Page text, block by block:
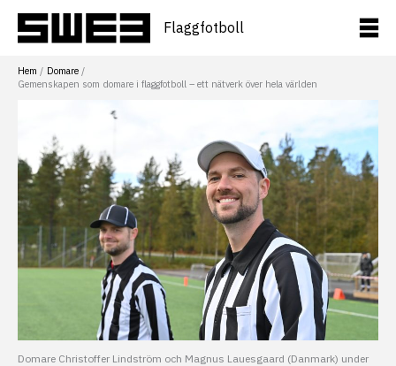
innehåll
Flaggfotboll
Hem
Domare
Gemenskapen som domare i flaggfotboll – ett nätverk över hela världen
Domare Christoffer Lindström och Magnus Lauesgaard (Danmark) under